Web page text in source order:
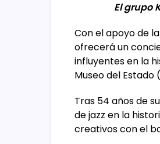
El grupo
Con el apoyo de
ofrecerá un
influyentes en la
Museo del Estado
Tras 54 años de
de jazz en la
creativos con el